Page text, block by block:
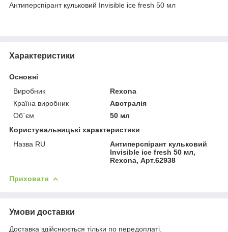
Антиперспірант кульковий Invisible ice fresh 50 мл
Характеристики
Основні
Виробник
Rexona
Країна виробник
Австралія
Об`єм
50 мл
Користувальницькі характеристики
Назва RU
Антиперспірант кульковий
Invisible ice fresh 50 мл,
Rexona, Арт.62938
Приховати
Умови доставки
Доставка здійснюється тільки по передоплаті.